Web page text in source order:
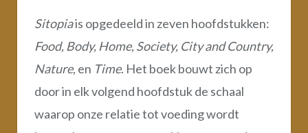
Sitopiais opgedeeld in zeven hoofdstukken:
Food, Body, Home, Society, City and Country,
Nature, en Time. Het boek bouwt zich op
door in elk volgend hoofdstuk de schaal
waarop onze relatie tot voeding wordt